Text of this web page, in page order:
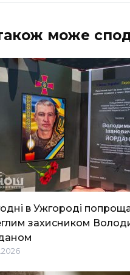
може
в Ужгороді
захисником